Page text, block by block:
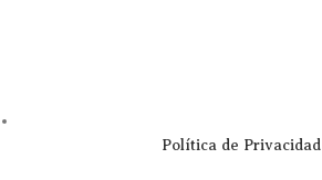
Política de Privacidad